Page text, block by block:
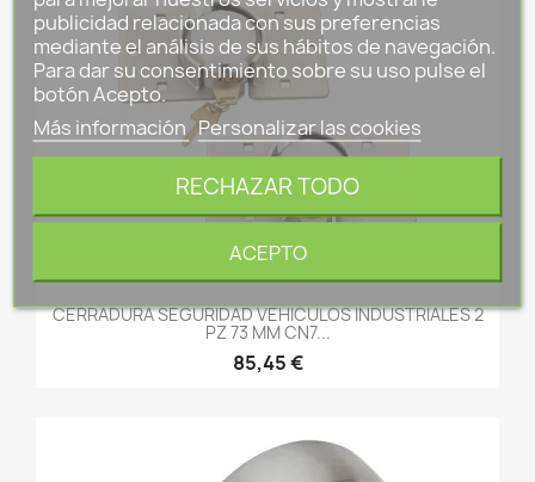
CERRADURA SEGURIDAD VEHICULOS INDUSTRIALES 2
PZ 73 MM CN7...
85,45 €
publicidad relacionada con sus preferencias
mediante el análisis de sus hábitos de navegación.
Para dar su consentimiento sobre su uso pulse el
botón Acepto.
Más información Personalizar las cookies
RECHAZAR TODO
ACEPTO